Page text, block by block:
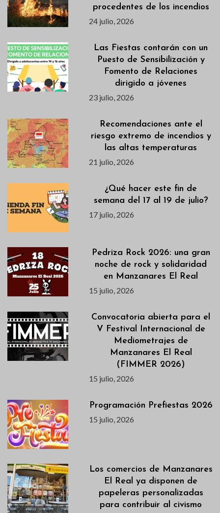
procedentes de los incendios
24 julio, 2026
Las Fiestas contarán con un
Puesto de Sensibilización y
Fomento de Relaciones
dirigido a jóvenes
23 julio, 2026
Recomendaciones ante el
riesgo extremo de incendios y
las altas temperaturas
21 julio, 2026
¿Qué hacer este fin de
semana del 17 al 19 de julio?
17 julio, 2026
Pedriza Rock 2026: una gran
noche de rock y solidaridad
en Manzanares El Real
15 julio, 2026
Convocatoria abierta para el
V Festival Internacional de
Mediometrajes de
Manzanares El Real
(FIMMER 2026)
15 julio, 2026
Programación Prefiestas 2026
15 julio, 2026
Los comercios de Manzanares
El Real ya disponen de
papeleras personalizadas
para contribuir al civismo